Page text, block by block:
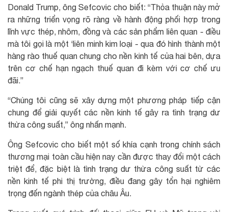
Donald Trump, ông Sefcovic cho biết: “Thỏa thuận này mở
ra những triển vọng rõ ràng về hành động phối hợp trong
lĩnh vực thép, nhôm, đồng và các sản phẩm liên quan - điều
mà tôi gọi là một ‘liên minh kim loại - qua đó hình thành một
hàng rào thuế quan chung cho nền kinh tế của hai bên, dựa
trên cơ chế hạn ngạch thuế quan đi kèm với cơ chế ưu
đãi.”
“Chúng tôi cũng sẽ xây dựng một phương pháp tiếp cận
chung để giải quyết các nền kinh tế gây ra tình trạng dư
thừa công suất,” ông nhấn mạnh.
Ông Sefcovic cho biết một số khía cạnh trong chính sách
thương mại toàn cầu hiện nay cần được thay đổi một cách
triệt để, đặc biệt là tình trạng dư thừa công suất từ các
nền kinh tế phi thị trường, điều đang gây tổn hại nghiêm
trọng đến ngành thép của châu Âu.